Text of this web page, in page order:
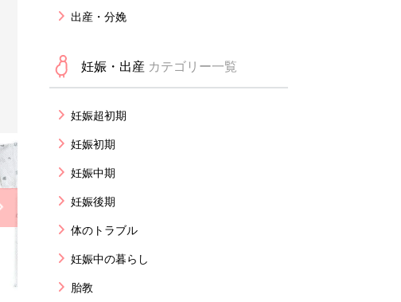
出産・分娩
妊娠・出産 カテゴリー一覧
妊娠超初期
妊娠初期
妊娠中期
妊娠後期
体のトラブル
妊娠中の暮らし
胎教